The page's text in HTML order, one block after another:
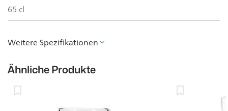
65 cl
Weitere Spezifikationen
Ähnliche Produkte